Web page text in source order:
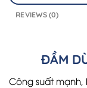
REVIEWS (0)
ĐẦM
Công suất